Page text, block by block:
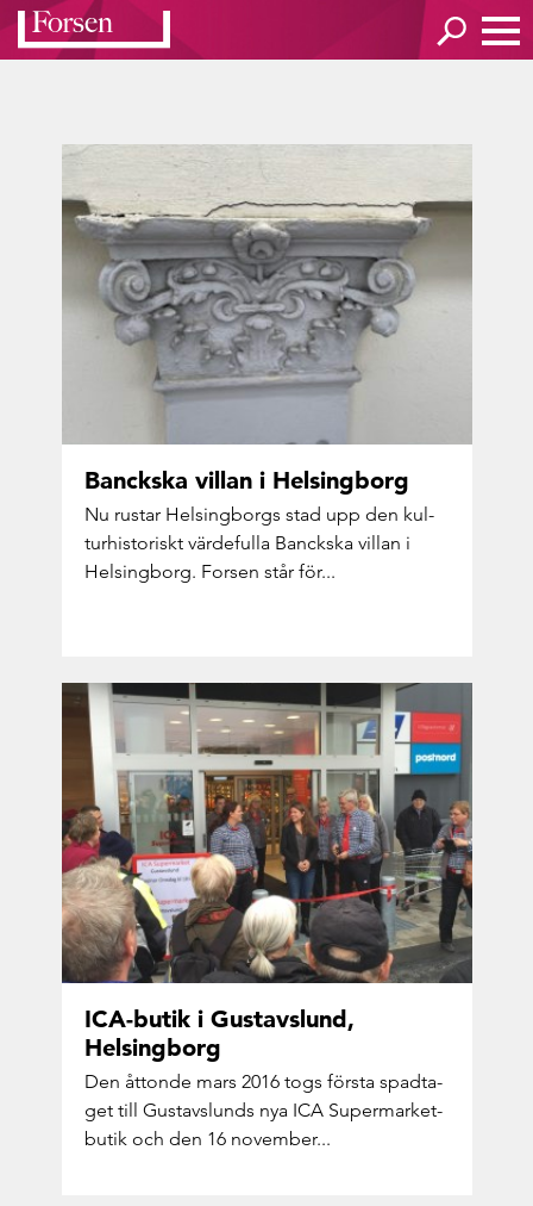
Bancks­ka vil­lan i Helsing­borg
Nu rus­tar Helsing­borgs stad upp den kul­
tur­hi­sto­riskt vär­de­ful­la Bancks­ka vil­lan i
Helsing­borg. For­sen står för...
ICA-​butik i Gus­tavslund,
Helsing­borg
Den åt­ton­de mars 2016 togs förs­ta spad­ta­
get till Gus­tavslunds nya ICA Supermarket-​
butik och den 16 no­vem­ber...